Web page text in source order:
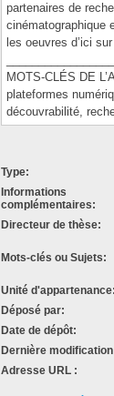
partenaires de
cinématographique
les oeuvres d’ici
MOTS-CLÉS DE
plateformes
découvrabilité,
Type:
Informations
complémentaires:
Directeur de thèse:
Mots-clés ou Sujets:
Unité d'appartenance:
Déposé par:
Date de dépôt:
Dernière
Adresse URL :